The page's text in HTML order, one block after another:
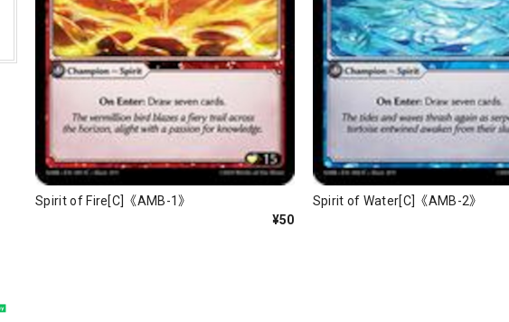
Spirit of Fire[C]《AMB-1》
¥50
Spirit of Water[C]《AMB-2》